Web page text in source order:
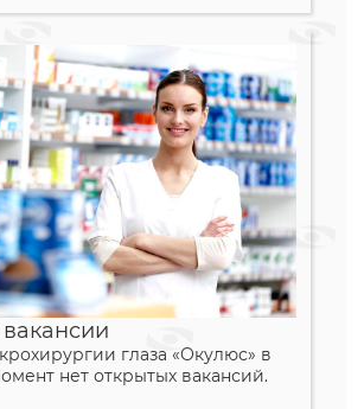
глаза «Окулюс» в
нет открытых вакансий.